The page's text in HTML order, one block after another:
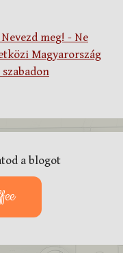
meg! - Ne
Magyarország
a blogot